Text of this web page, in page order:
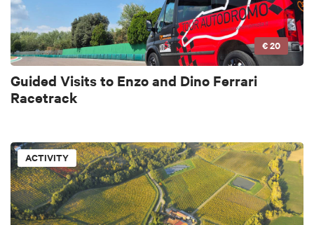
€ 20
Guided Visits to Enzo and Dino Ferrari
Racetrack
ACTIVITY